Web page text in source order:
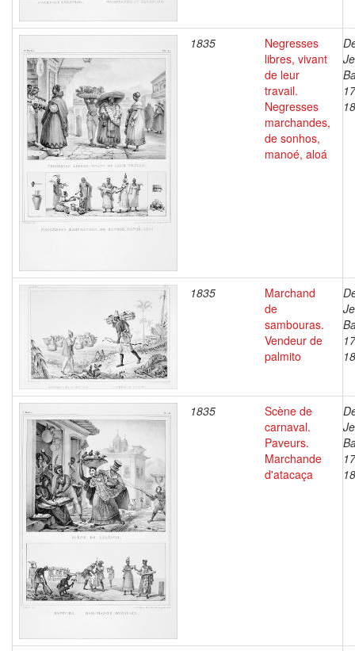
1835
Negresses
libres, vivant
de leur
travail.
Negresses
marchandes,
de sonhos,
manoé, aloá
1835
Marchand
de
sambouras.
Vendeur de
palmito
1835
Scène de
carnaval.
Paveurs.
Marchande
d'atacaça